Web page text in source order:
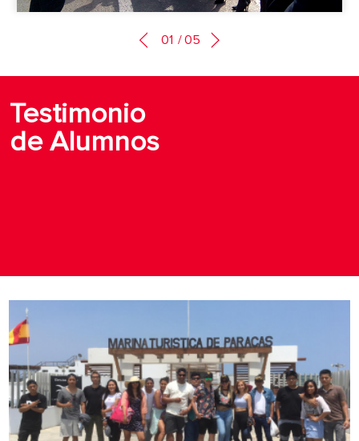
01 / 05
Testimonio
de Alumnos